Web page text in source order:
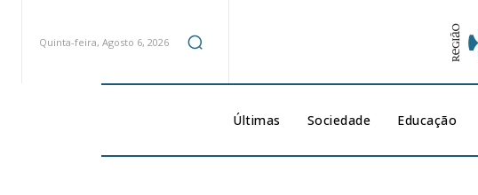
Quinta-feira, Agosto 6, 2026
Últimas Sociedade Educação